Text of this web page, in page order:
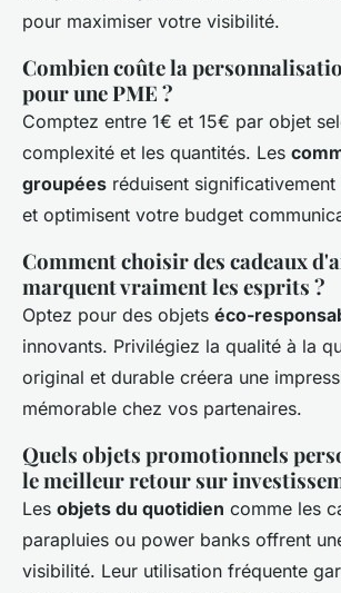
pour maximiser votre visibilité.
Combien coûte la
pour une PME ?
Comptez entre 1€ et 15€ par objet
complexité et les quantités. Les
groupées réduisent
et optimisent votre budget
Comment choisir des cadeaux
marquent vraiment les esprits ?
Optez pour des objets éco-
innovants. Privilégiez la qualité à la
original et durable créera une
mémorable chez vos partenaires.
Quels objets promotionnels
le meilleur retour sur
Les objets du quotidien comme les
parapluies ou power banks offrent
visibilité. Leur utilisation fréquente